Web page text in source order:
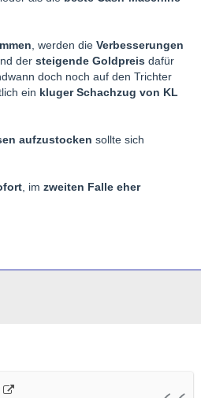
, werden die Verbesserungen
der steigende Goldpreis dafür
doch noch auf den Trichter
ein kluger Schachzug von KL
aufzustocken sollte sich
, im zweiten Falle eher